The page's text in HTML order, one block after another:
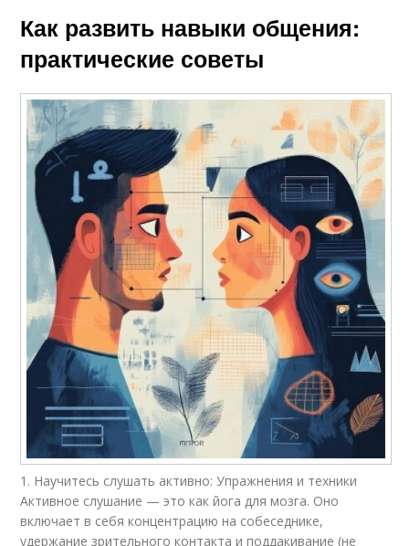
Как развить навыки общения:
практические советы
1. Научитесь слушать активно: Упражнения и техники
Активное слушание — это как йога для мозга. Оно
включает в себя концентрацию на собеседнике,
удержание зрительного контакта и поддакивание (не